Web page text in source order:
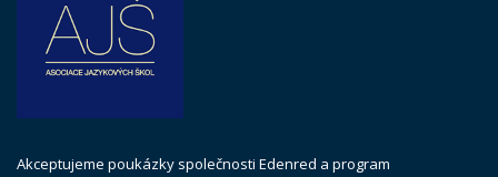
Akceptujeme poukázky společnosti Edenred a program